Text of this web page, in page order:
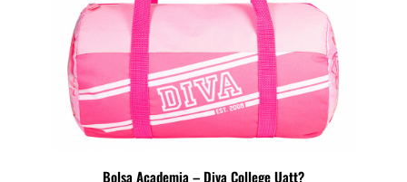
Bolsa Academia – Diva College Uatt?